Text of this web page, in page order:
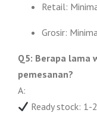
Retail:
Grosir:
Q5: Berapa lama
pemesanan?
A:
Ready stock: 1-